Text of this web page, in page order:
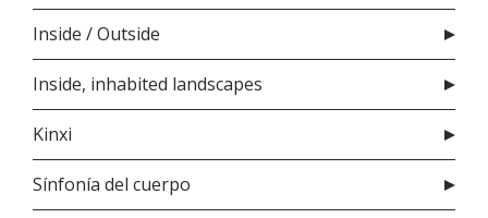
Inside / Outside
Inside, inhabited landscapes
Kinxi
Sínfonía del cuerpo